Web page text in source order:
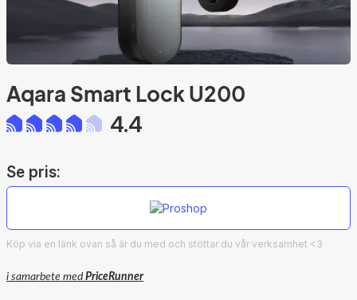
Aqara Smart Lock U200
4.4
Se pris:
Köp via en länk ovan så är du med och stöttar du vår verksamhet <3
i samarbete med PriceRunner